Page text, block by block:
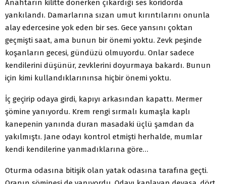
Anahtarın kilitte dönerken çıkardığı ses koridorda
yankılandı. Damarlarına sızan umut kırıntılarını onunla
alay edercesine yok eden bir ses. Gece yansını çok­tan
geçmişti saat, ama bunun bir önemi yoktu. Zevk peşinde
koşanların gecesi, gündüzü olmuyordu. Onlar sadece
kendilerini düşünür, zevklerini doyurmaya ba­kardı. Bunun
için kimi kullandıklarınınsa hiçbir önemi yoktu.
İç geçirip odaya girdi, kapıyı arkasından kapattı. Mermer
şömine yanıyordu. Krem rengi sırmalı kumaş­la kaplı
kanepenin yanında duran masadaki üçlü şam­dan da
yakılmıştı. Jane odayı kontrol etmişti herhalde, mumlar
kendi kendilerine yanmadıklarına göre…
Oturma odasına bitişik olan yatak odasına tarafına geçti.